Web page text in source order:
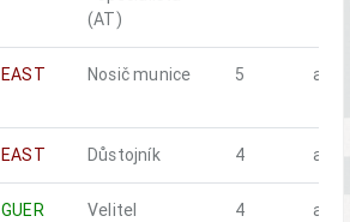
(AT)
EAST Nosič munice 5 ano
EAST Důstojník 4 ano
GUER
Velitel
4 ano